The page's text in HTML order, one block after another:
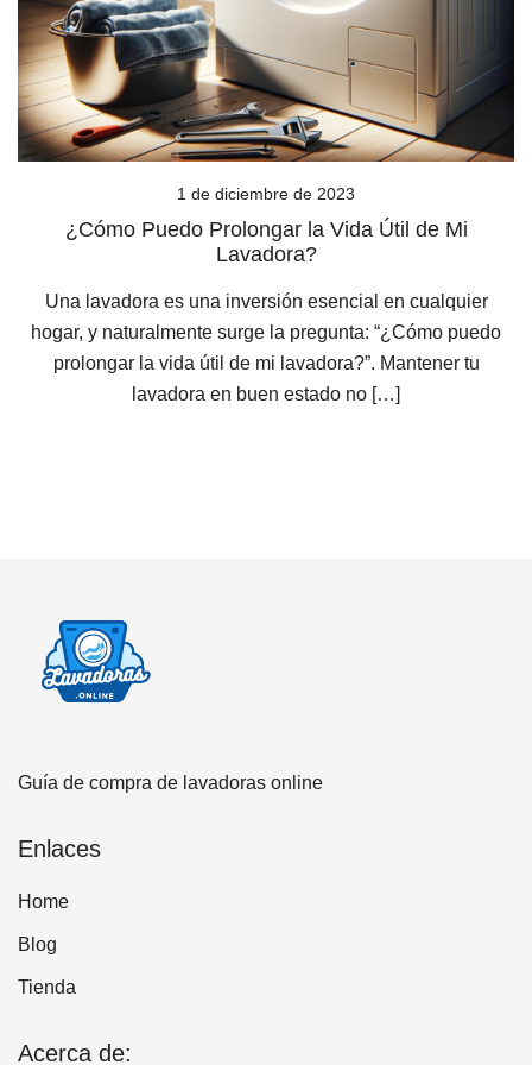
1 de diciembre de 2023
¿Cómo Puedo Prolongar la Vida Útil de Mi
Lavadora?
Una lavadora es una inversión esencial en cualquier
hogar, y naturalmente surge la pregunta: “¿Cómo puedo
prolongar la vida útil de mi lavadora?”. Mantener tu
lavadora en buen estado no […]
Guía de compra de lavadoras online
Enlaces
Home
Blog
Tienda
Acerca de: